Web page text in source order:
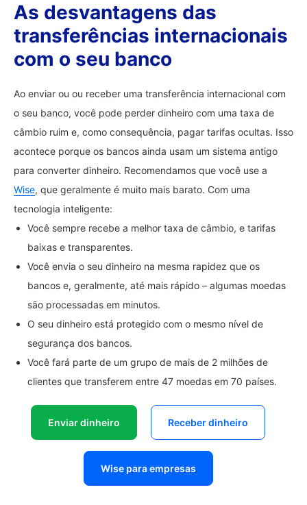
As desvantagens das
transferências internacionais
com o seu banco
Ao enviar ou ou receber uma transferência internacional com
o seu banco, você pode perder dinheiro com uma taxa de
câmbio ruim e, como consequência, pagar tarifas ocultas. Isso
acontece porque os bancos ainda usam um sistema antigo
para converter dinheiro. Recomendamos que você use a
Wise, que geralmente é muito mais barato. Com uma
tecnologia inteligente:
Você sempre recebe a melhor taxa de câmbio, e tarifas
baixas e transparentes.
Você envia o seu dinheiro na mesma rapidez que os
bancos e, geralmente, até mais rápido – algumas moedas
são processadas em minutos.
O seu dinheiro está protegido com o mesmo nível de
segurança dos bancos.
Você fará parte de um grupo de mais de 2 milhões de
clientes que transferem entre 47 moedas em 70 países.
Enviar dinheiro Receber dinheiro
Wise para empresas